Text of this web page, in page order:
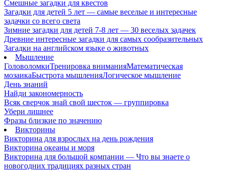
Смешные загадки для квестов
Загадки для детей 5 лет — самые веселые и интересные
задачки со всего света
Зимние загадки для детей 7-8 лет — 30 веселых задачек
Древние интересные загадки для самых сообразительных
Загадки на английском языке о животных
Мышление
ГоловоломкиТренировка вниманияМатематическая
мозаикаБыстрота мышленияЛогическое мышление
День знаний
Найди закономерность
Всяк сверчок знай свой шесток — группировка
Убери лишнее
Фразы близкие по значению
Викторины
Викторина для взрослых на день рождения
Викторина океаны и моря
Викторина для большой компании — Что вы знаете о
новогодних традициях разных стран